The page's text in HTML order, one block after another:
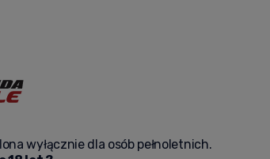
wyłącznie dla osób pełnoletnich.